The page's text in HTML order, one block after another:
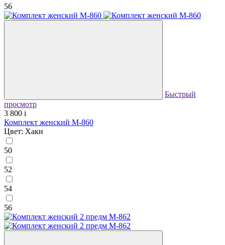
56
Быстрый
просмотр
3 800 i
Комплект женский М-860
Цвет: Хаки
50
52
54
56